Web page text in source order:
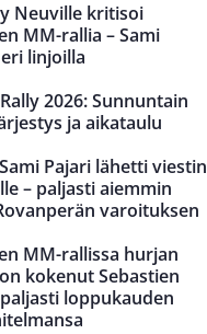
Neuville kritisoi
MM-rallia – Sami
linjoilla
2026: Sunnuntain
ja aikataulu
Pajari lähetti viestin
– paljasti aiemmin
varoituksen
MM-rallissa hurjan
kokenut Sebastien
loppukauden